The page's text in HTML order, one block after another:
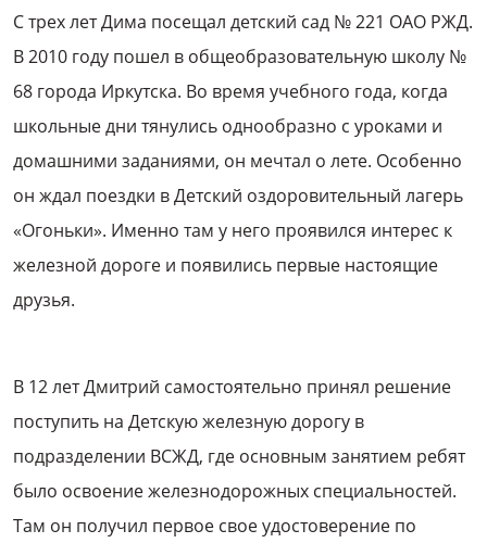
С трех лет Дима посещал детский сад № 221 ОАО РЖД.
В 2010 году пошел в общеобразовательную школу №
68 города Иркутска. Во время учебного года, когда
школьные дни тянулись однообразно с уроками и
домашними заданиями, он мечтал о лете. Особенно
он ждал поездки в Детский оздоровительный лагерь
«Огоньки». Именно там у него проявился интерес к
железной дороге и появились первые настоящие
друзья.
В 12 лет Дмитрий самостоятельно принял решение
поступить на Детскую железную дорогу в
подразделении ВСЖД, где основным занятием ребят
было освоение железнодорожных специальностей.
Там он получил первое свое удостоверение по